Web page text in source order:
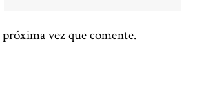
vez que comente.